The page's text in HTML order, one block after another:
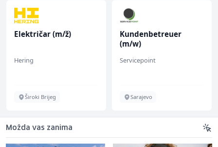
Električar (m/ž)
Hering
Široki Brijeg
Kundenbetreuer
(m/w)
Servicepoint
Sarajevo
Možda vas zanima